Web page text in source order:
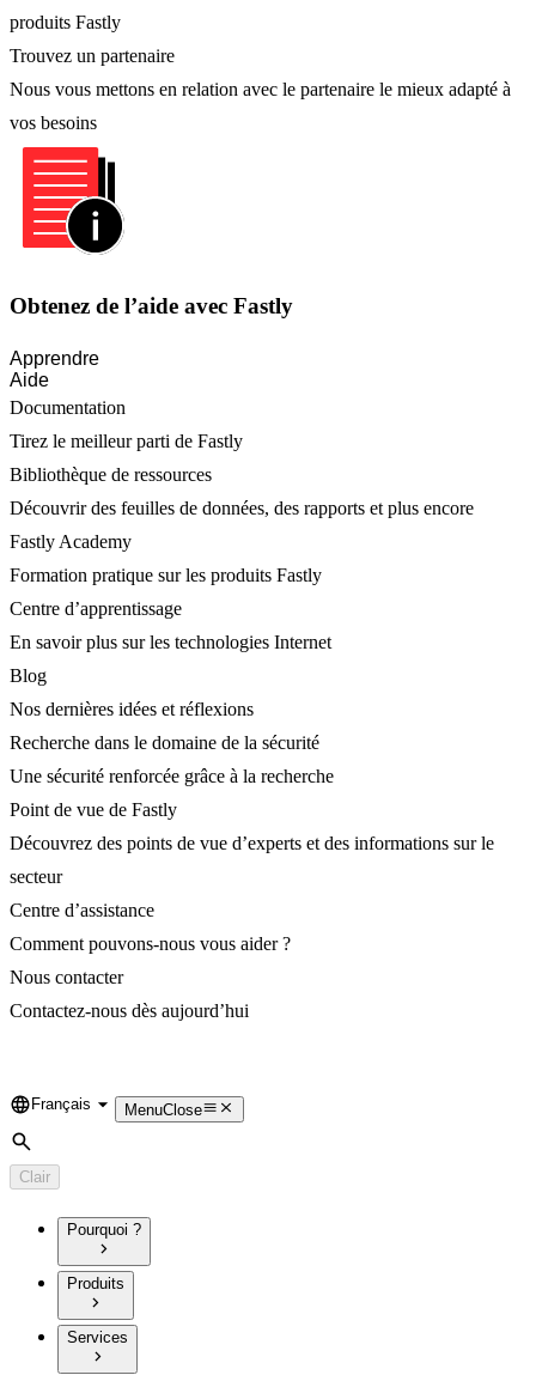
produits Fastly
Trouvez un partenaire
Nous vous mettons en relation avec le partenaire le mieux adapté à
vos besoins
Obtenez de l’aide avec Fastly
Apprendre
Aide
Documentation
Tirez le meilleur parti de Fastly
Bibliothèque de ressources
Découvrir des feuilles de données, des rapports et plus encore
Fastly Academy
Formation pratique sur les produits Fastly
Centre d’apprentissage
En savoir plus sur les technologies Internet
Blog
Nos dernières idées et réflexions
Recherche dans le domaine de la sécurité
Une sécurité renforcée grâce à la recherche
Point de vue de Fastly
Découvrez des points de vue d’experts et des informations sur le
secteur
Centre d’assistance
Comment pouvons-nous vous aider ?
Nous contacter
Contactez-nous dès aujourd’hui
Language
Français MenuClose
Rechercher
Clair
Pourquoi ?
Produits
Services